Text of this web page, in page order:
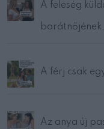
A feleség
A férj csak
Az anya új